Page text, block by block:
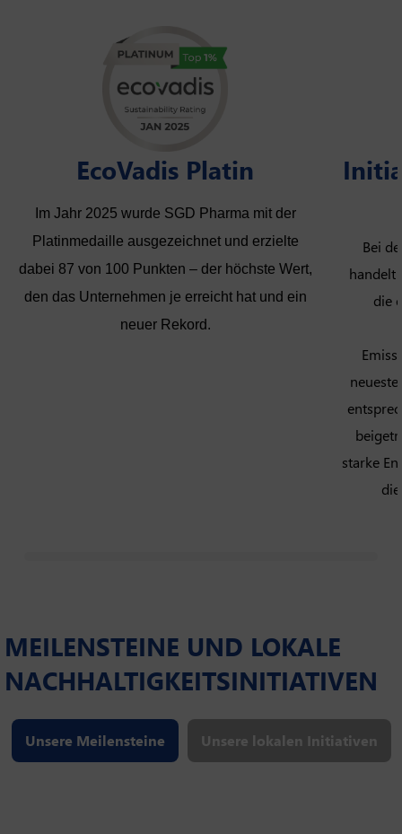
EcoVadis Platin
Im Jahr 2025 wurde SGD Pharma mit der
Platinmedaille ausgezeichnet und erzielte
dabei 87 von 100 Punkten – der höchste Wert,
den das Unternehmen je erreicht hat und ein
neuer Rekord.
Bei
handelt
die
starke
MEILENSTEINE UND LOKALE
NACHHALTIGKEITSINITIATIVEN
Unsere Meilensteine Unsere lokalen Initiativen